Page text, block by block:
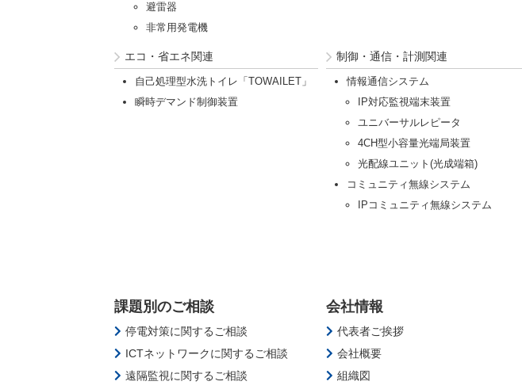
避雷器
非常用発電機
エコ・省エネ関連
自己処理型水洗トイレ「TOWAILET」
瞬時デマンド制御装置
制御・通信・計測関連
情報通信システム
IP対応監視端末装置
ユニバーサルレピータ
4CH型小容量光端局装置
光配線ユニット(光成端箱)
コミュニティ無線システム
IPコミュニティ無線システム
課題別のご相談
停電対策に関するご相談
ICTネットワークに関するご相談
遠隔監視に関するご相談
会社情報
代表者ご挨拶
会社概要
組織図